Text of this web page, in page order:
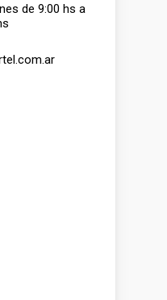
de 9:00 hs a